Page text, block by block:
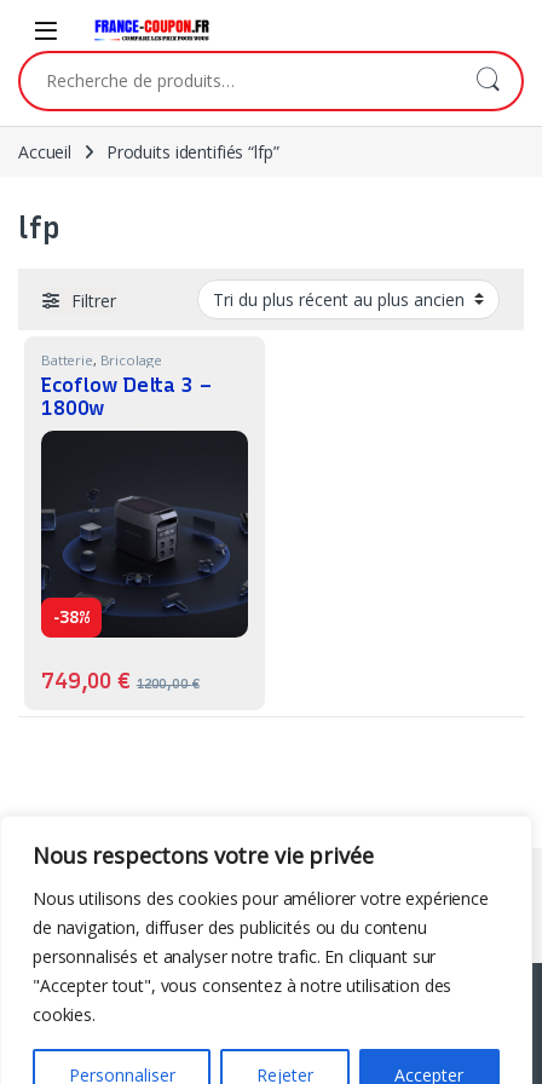
Nous respectons votre vie privée
Nous utilisons des cookies pour améliorer votre expérience
de navigation, diffuser des publicités ou du contenu
personnalisés et analyser notre trafic. En cliquant sur
"Accepter tout", vous consentez à notre utilisation des
cookies.
Personnaliser Rejeter Accepter
Recherche pour :
Accueil Produits identifiés “lfp”
lfp
Filtrer
Batterie, Bricolage
Ecoflow Delta 3 –
1800w
-38%
749,00€ 1200,00€
Liens utiles